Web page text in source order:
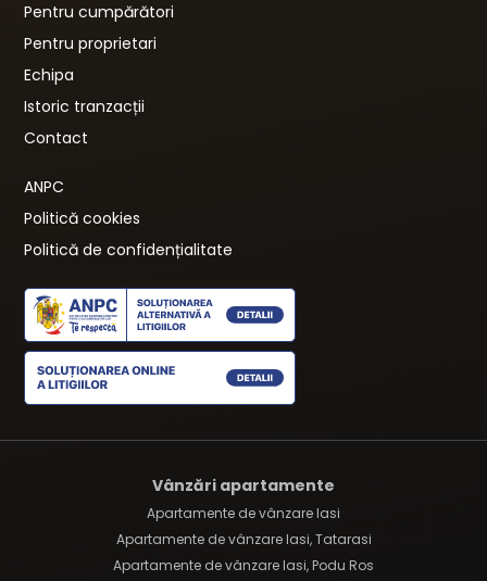
Pentru cumpărători
Pentru proprietari
Echipa
Istoric tranzacții
Contact
ANPC
Politică cookies
Politică de confidențialitate
Vânzări apartamente
Apartamente de vânzare Iasi
Apartamente de vânzare Iasi, Tatarasi
Apartamente de vânzare Iasi, Podu Ros